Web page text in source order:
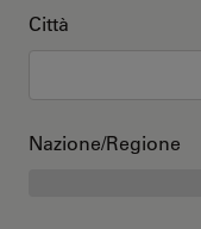
Città
Nazione/Regione